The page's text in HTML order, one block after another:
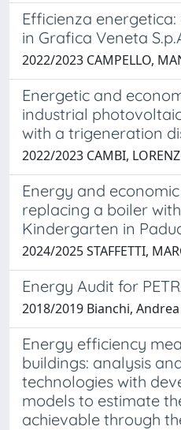
Efficienza
in Grafica Veneta
2022/2023 CAMPELLO,
Energetic and
industrial
with a trigeneration
2022/2023 CAMBI,
Energy and
replacing a boiler
Kindergarten in
2024/2025 STAFFETTI,
Energy Audit for
2018/2019 Bianchi, Andrea
Energy efficiency
buildings: analysis
technologies with
models to estimate
achievable through